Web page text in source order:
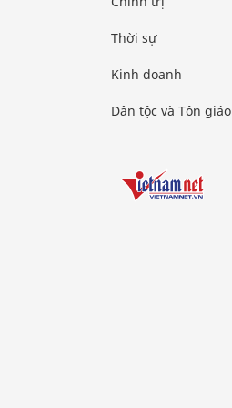
Thời sự
Kinh doanh
Dân tộc và Tôn giáo